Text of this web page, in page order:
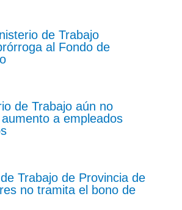
de Trabajo
al Fondo de
de Trabajo aún no
a empleados
Trabajo de Provincia de
no tramita el bono de